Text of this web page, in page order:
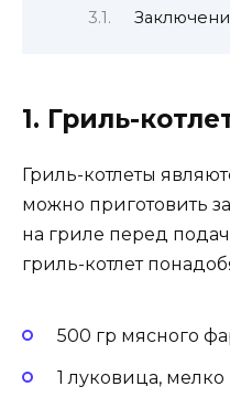
1. Гриль-
Гриль-котлеты
можно приготовить
на гриле перед
гриль-котлет
500 гр мясного
1 луковица,